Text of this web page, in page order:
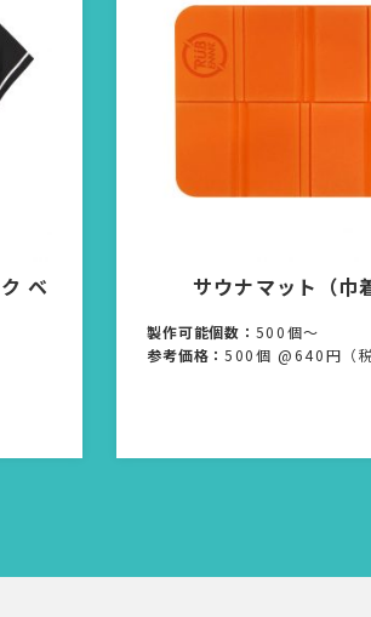
ベ
サウナマット（巾
製作可能個数： 500個〜
参考価格：500個 @640円（税